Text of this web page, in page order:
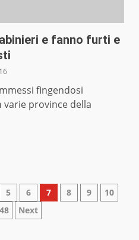
e fanno furti e
fingendosi
varie province della
5 6 7 8 9
10
Next